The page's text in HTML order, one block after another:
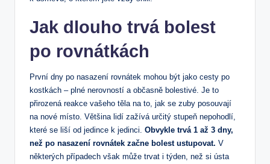
Jak dlouho trvá bolest
po rovnátkách
První dny po nasazení rovnátek mohou být jako cesty po
kostkách – plné nerovností a občasně bolestivé. Je to
přirozená reakce vašeho těla na to, jak se zuby posouvají
na nové místo. Většina lidí zažívá určitý stupeň nepohodlí,
které se liší od jedince k jedinci. Obvykle trvá 1 až 3 dny,
než po nasazení rovnátek začne bolest ustupovat. V
některých případech však může trvat i týden, než si ústa